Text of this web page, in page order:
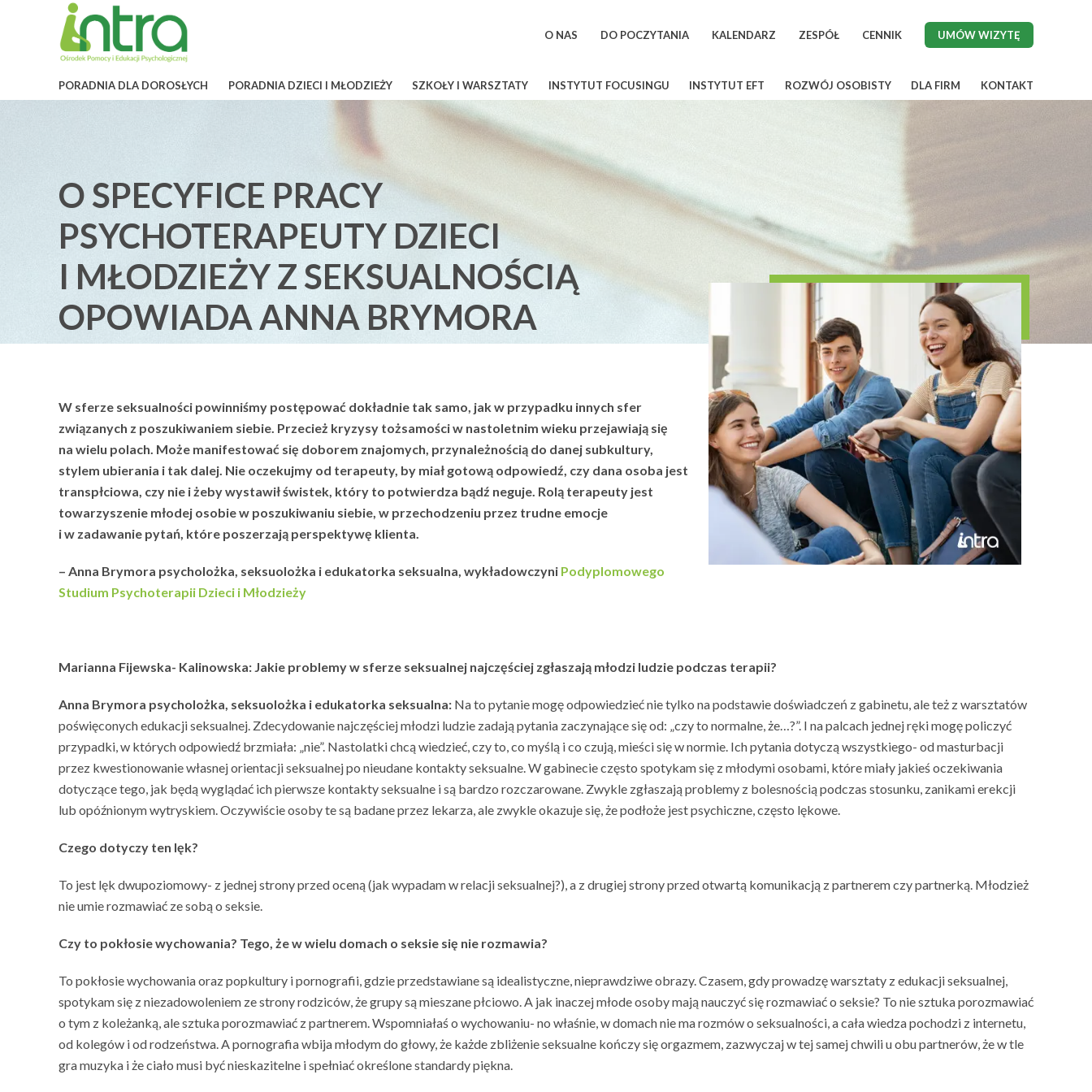
O NAS DO POCZYTANIA KALENDARZ ZESPÓŁ CENNIK UMÓW WIZYTĘ
PORADNIA DLA DOROSŁYCH PORADNIA DZIECI I MŁODZIEŻY SZKOŁY I WARSZTATY INSTYTUT FOCUSINGU INSTYTUT EFT ROZWÓJ OSOBISTY DLA FIRM KONTAKT
O SPECYFICE PRACY
PSYCHOTERAPEUTY DZIECI
I MŁODZIEŻY Z SEKSUALNOŚCIĄ
OPOWIADA ANNA BRYMORA
W sferze seksualności powinniśmy postępować dokładnie tak samo, jak w przypadku innych sfer
związanych z poszukiwaniem siebie. Przecież kryzysy tożsamości w nastoletnim wieku przejawiają się
na wielu polach. Może manifestować się doborem znajomych, przynależnością do danej subkultury,
stylem ubierania i tak dalej. Nie oczekujmy od terapeuty, by miał gotową odpowiedź, czy dana osoba jest
transpłciowa, czy nie i żeby wystawił świstek, który to potwierdza bądź neguje. Rolą terapeuty jest
towarzyszenie młodej osobie w poszukiwaniu siebie, w przechodzeniu przez trudne emocje
i w zadawanie pytań, które poszerzają perspektywę klienta.
– Anna Brymora psycholożka, seksuolożka i edukatorka seksualna, wykładowczyni Podyplomowego
Studium Psychoterapii Dzieci i Młodzieży
Marianna Fijewska- Kalinowska: Jakie problemy w sferze seksualnej najczęściej zgłaszają młodzi ludzie podczas terapii?
Anna Brymora psycholożka, seksuolożka i edukatorka seksualna: Na to pytanie mogę odpowiedzieć nie tylko na podstawie doświadczeń z gabinetu, ale też z warsztatów
poświęconych edukacji seksualnej. Zdecydowanie najczęściej młodzi ludzie zadają pytania zaczynające się od: „czy to normalne, że…?”. I na palcach jednej ręki mogę policzyć
przypadki, w których odpowiedź brzmiała: „nie”. Nastolatki chcą wiedzieć, czy to, co myślą i co czują, mieści się w normie. Ich pytania dotyczą wszystkiego- od masturbacji
przez kwestionowanie własnej orientacji seksualnej po nieudane kontakty seksualne. W gabinecie często spotykam się z młodymi osobami, które miały jakieś oczekiwania
dotyczące tego, jak będą wyglądać ich pierwsze kontakty seksualne i są bardzo rozczarowane. Zwykle zgłaszają problemy z bolesnością podczas stosunku, zanikami erekcji
lub opóźnionym wytryskiem. Oczywiście osoby te są badane przez lekarza, ale zwykle okazuje się, że podłoże jest psychiczne, często lękowe.
Czego dotyczy ten lęk?
To jest lęk dwupoziomowy- z jednej strony przed oceną (jak wypadam w relacji seksualnej?), a z drugiej strony przed otwartą komunikacją z partnerem czy partnerką. Młodzież
nie umie rozmawiać ze sobą o seksie.
Czy to pokłosie wychowania? Tego, że w wielu domach o seksie się nie rozmawia?
To pokłosie wychowania oraz popkultury i pornografii, gdzie przedstawiane są idealistyczne, nieprawdziwe obrazy. Czasem, gdy prowadzę warsztaty z edukacji seksualnej,
spotykam się z niezadowoleniem ze strony rodziców, że grupy są mieszane płciowo. A jak inaczej młode osoby mają nauczyć się rozmawiać o seksie? To nie sztuka porozmawiać
o tym z koleżanką, ale sztuka porozmawiać z partnerem. Wspomniałaś o wychowaniu- no właśnie, w domach nie ma rozmów o seksualności, a cała wiedza pochodzi z internetu,
od kolegów i od rodzeństwa. A pornografia wbija młodym do głowy, że każde zbliżenie seksualne kończy się orgazmem, zazwyczaj w tej samej chwili u obu partnerów, że w tle
gra muzyka i że ciało musi być nieskazitelne i spełniać określone standardy piękna.